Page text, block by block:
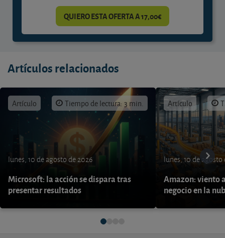
QUIERO ESTA OFERTA A 17,00€
Artículos relacionados
Artículo Tiempo de lectura: 3 min.
lunes, 10 de agosto de 2026
Microsoft: la acción se dispara tras
presentar resultados
Artículo
lunes, 10 de agosto
Amazon: viento
negocio en la